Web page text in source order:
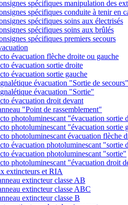
spécifiques manipulation des
spécifiques conduite à tenir en
spécifiques soins aux électrisés
spécifiques soins aux brûlés
spécifiques premiers secours
évacuation flèche droite ou gauche
évacuation sortie droite
évacuation sortie gauche
évacuation "Sortie de secours"
évacuation "Sortie"
évacuation droit devant
"Point de rassemblement"
photoluminescant "évacuation sortie
photoluminescant "évacuation sortie
photoluminescant évacuation flèche
évacuation photoluminescant "sortie
évacuation photoluminescant "sortie"
photoluminescant "évacuation droit
extincteurs et RIA
extincteur classe AB
extincteur classe ABC
extincteur classe B